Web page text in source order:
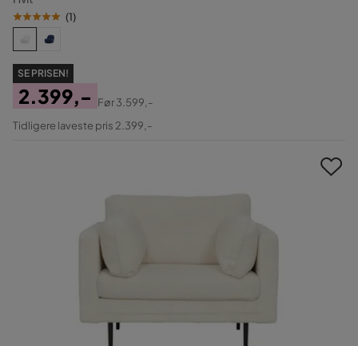
(1)
SE PRISEN!
Pris
2.399,-
Original
Før3.599,-
Tidligere laveste pris 2.399,-